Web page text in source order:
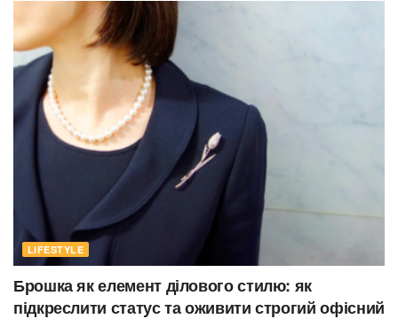
LIFESTYLE
Брошка як елемент ділового стилю: як
підкреслити статус та оживити строгий офісний